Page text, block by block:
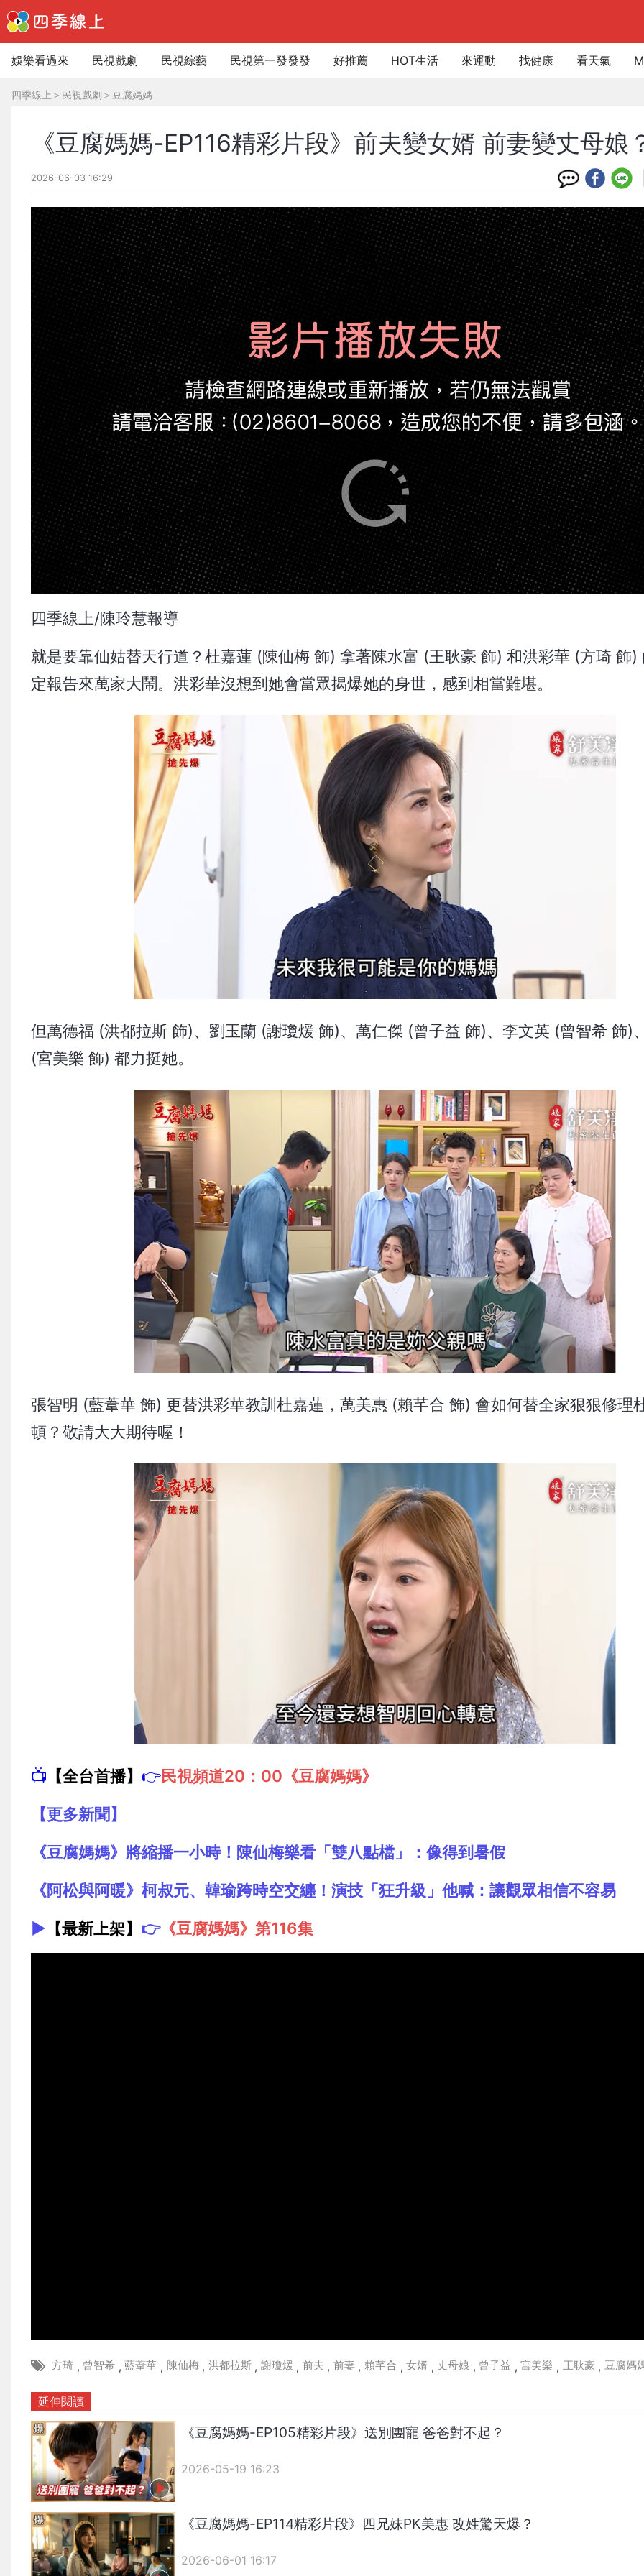
娛樂看過來 民視戲劇 民視綜藝 民視第一發發發 好推薦 HOT生活 來運動 找健康 看天氣
四季線上 ＞ 民視戲劇 ＞ 豆腐媽媽
《豆腐媽媽-EP116精彩片段》前夫變女婿 前妻變丈母娘
2026-06-03 16:29
四季線上/陳玲慧報導
就是要靠仙姑替天行道？杜嘉蓮 (陳仙梅 飾) 拿著陳水富 (王耿豪 飾) 和洪彩華 (方琦 飾)
定報告來萬家大鬧。洪彩華沒想到她會當眾揭爆她的身世，感到相當難堪。
但萬德福 (洪都拉斯 飾)、劉玉蘭 (謝瓊煖 飾)、萬仁傑 (曾子益 飾)、李文英 (曾智希 飾)
(宮美樂 飾) 都力挺她。
張智明 (藍葦華 飾) 更替洪彩華教訓杜嘉蓮，萬美惠 (賴芊合 飾) 會如何替全家狠狠修理
頓？敬請大大期待喔！
📺 【全台首播】 👉民視頻道20：00《豆腐媽媽》
【更多新聞】
《豆腐媽媽》將縮播一小時！陳仙梅樂看「雙八點檔」：像得到暑假
《阿松與阿暖》柯叔元、韓瑜跨時空交纏！演技「狂升級」他喊：讓觀眾相信不容易
▶️ 【最新上架】 👉《豆腐媽媽》第116集
方琦 , 曾智希 , 藍葦華 , 陳仙梅 , 洪都拉斯 , 謝瓊煖 , 前夫 , 前妻 , 賴芊合 , 女婿 , 丈母娘 , 曾子益 , 宮美樂 , 王耿豪 , 豆腐媽
延伸閱讀
《豆腐媽媽-EP105精彩片段》送別團寵 爸爸對不起？
2026-05-19 16:23
《豆腐媽媽-EP114精彩片段》四兄妹PK美惠 改姓驚天爆？
2026-06-01 16:17